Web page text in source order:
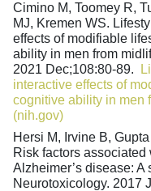
Cimino M, Toomey R,
MJ, Kremen WS.
effects of modifiable
ability in men from
2021 Dec;108:80-89.
interactive effects of
cognitive ability in men
(nih.gov)
Hersi M, Irvine B,
Risk factors
Alzheimer’s disease:
Neurotoxicology. 2017